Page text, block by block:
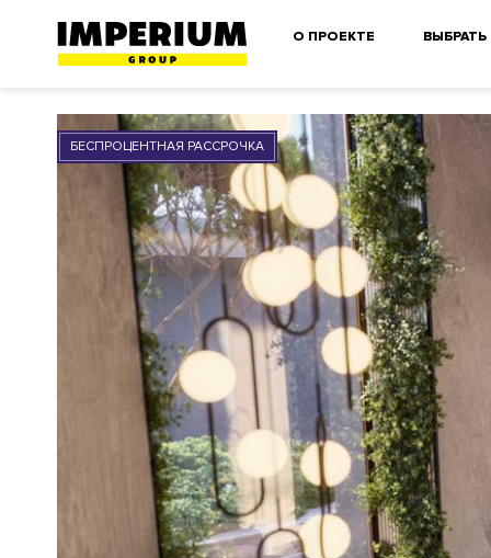
О ПРОЕКТЕ ВЫБРАТЬ
БЕСПРОЦЕНТНАЯ РАССРОЧКА